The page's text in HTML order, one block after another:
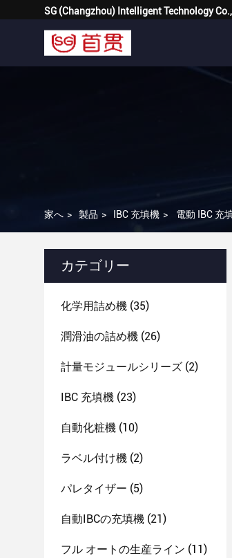
SG (Changzhou) Intelligent Technology
家へ > 製品 > IBC 充填機 > 電動 IBC 充
カテゴリー
化学用詰め機 (35)
潤滑油の詰め機 (26)
計量モジュールシリーズ (2)
IBC 充填機 (23)
自動化粧機 (10)
ラベル付け機 (2)
パレタイザー (5)
自動IBCの充填機 (21)
フル オートの生産ライン (11)